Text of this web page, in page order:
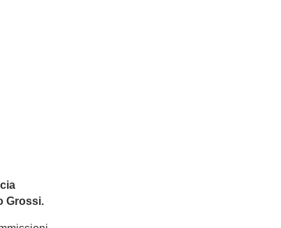
Grossi.